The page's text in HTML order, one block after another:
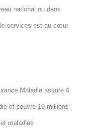
national ou dans
services est au cœur
Maladie assure 4
et couvre 19 millions
maladies